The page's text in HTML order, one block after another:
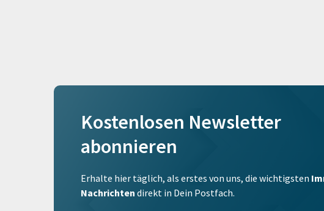
Kostenlosen Newsletter
abonnieren
Erhalte hier täglich, als erstes von uns, die wichtigsten
Nachrichten direkt in Dein Postfach.